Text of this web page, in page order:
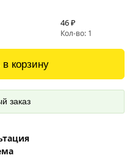
46 ₽
Кол-во: 1
корзину
заказ